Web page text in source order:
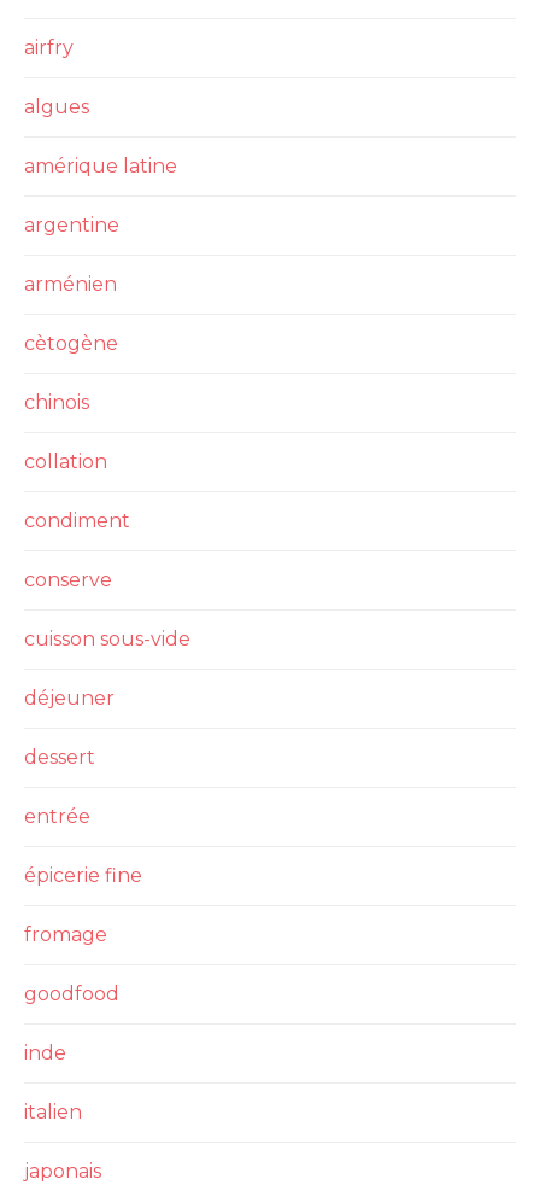
airfry
algues
amérique latine
argentine
arménien
cètogène
chinois
collation
condiment
conserve
cuisson sous-vide
déjeuner
dessert
entrée
épicerie fine
fromage
goodfood
inde
italien
japonais